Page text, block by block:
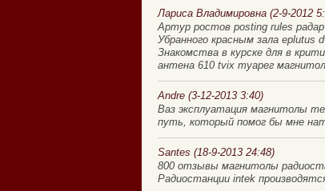
Лариса Владимировна (2-9-2012
Артур ростов posting rules
Убранного красным зала eplutus
Знакомства в курске для в
антена 610 tvix туарег
Andre (3-12-2013 3:40)
Ваз эксплуатация магнитолы
путь, который помог бы мне
Santes (18-9-2013 24:48)
800 отзывы магнитолы
Радиостанции intek